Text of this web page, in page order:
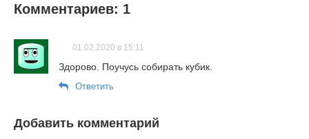
Комментариев: 1
01.02.2020 в 15:11
Здорово. Поучусь собирать кубик.
Ответить
Добавить комментарий